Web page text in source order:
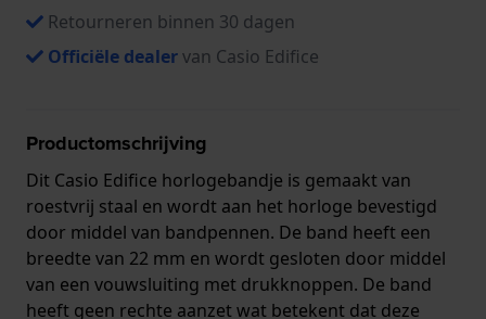
Retourneren binnen 30 dagen
Officiële dealervan Casio Edifice
Productomschrijving
Dit Casio Edifice horlogebandje is gemaakt van
roestvrij staal en wordt aan het horloge bevestigd
door middel van bandpennen. De band heeft een
breedte van 22 mm en wordt gesloten door middel
van een vouwsluiting met drukknoppen. De band
heeft geen rechte aanzet wat betekent dat deze